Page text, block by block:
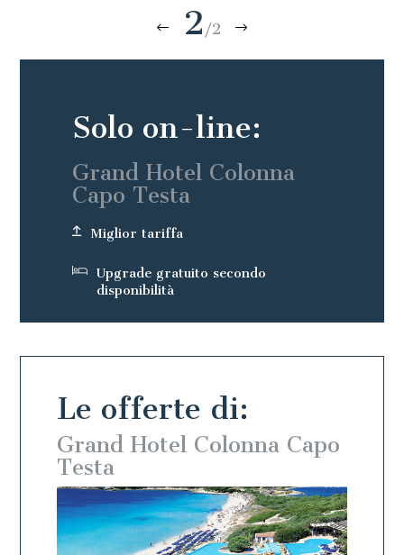
2 /2
Le offerte di:
Grand Hotel Colonna Capo
Testa
Solo on-line:
Grand Hotel Colonna
Capo Testa
Miglior tariffa
Upgrade gratuito secondo
disponibilità